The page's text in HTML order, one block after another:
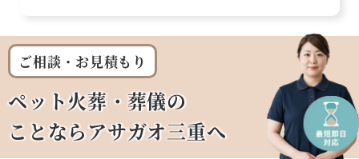
ご相談・お見積もり
ペット火葬・葬儀の
ことならアサガオ三重へ